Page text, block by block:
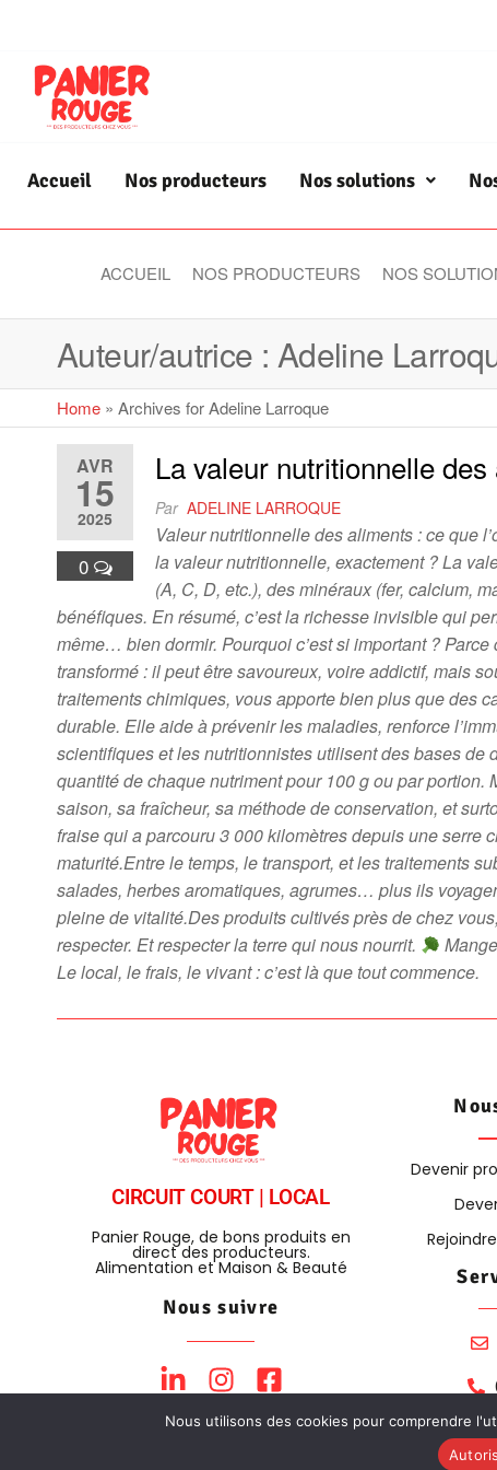
Accueil Nos producteurs Nos solutions
Panier
Rouge
Des
ACCUEIL NOS PRODUCTEURS NOS
Auteur/autrice : Adeline
Home » Archives for Adeline Larroque
AVR
15
2025
0
La valeur nutritionnelle
Par ADELINE LARROQUE
Valeur nutritionnelle des aliments : ce que
la valeur nutritionnelle, exactement ? La
(A, C, D, etc.), des minéraux (fer, calcium,
bénéfiques. En résumé, c’est la richesse invisible qui
même… bien dormir. Pourquoi c’est si important ?
transformé : il peut être savoureux, voire addictif, mais
traitements chimiques, vous apporte bien plus que des
durable. Elle aide à prévenir les maladies, renforce
scientifiques et les nutritionnistes utilisent des bases
quantité de chaque nutriment pour 100 g ou par
saison, sa fraîcheur, sa méthode de conservation, et
fraise qui a parcouru 3 000 kilomètres depuis une
maturité.Entre le temps, le transport, et les traitements
salades, herbes aromatiques, agrumes… plus ils
pleine de vitalité.Des produits cultivés près de chez
respecter. Et respecter la terre qui nous nourrit.
Le local, le frais, le vivant : c’est là que tout commence.
CIRCUIT COURT | LOCAL
Panier Rouge, de bons produits en
direct des producteurs.
Alimentation et Maison & Beauté
Nous suivre
Devenir
Nous utilisons des cookies pour comprendre